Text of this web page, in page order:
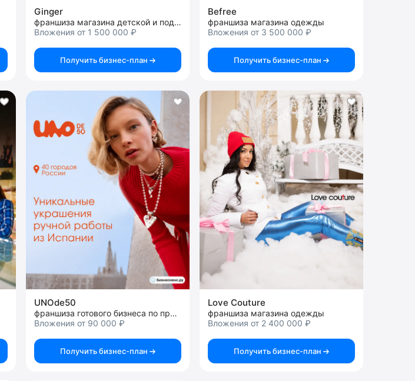
Ginger
франшиза магазина детской и подростковой одежды
Вложения от 1 500 000 ₽
Получить бизнес-план
Befree
франшиза магазина одежды
Вложения от 3 500 000 ₽
Получить бизнес-план
UNOde50
франшиза готового бизнеса по продаже дизайнерских украшений
Вложения от 90 000 ₽
Получить бизнес-план
Love Couture
франшиза магазина одежды
Вложения от 2 400 000 ₽
Получить бизнес-план